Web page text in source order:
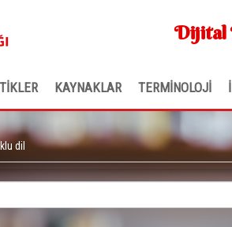
Dijital
KAYNAKLAR TERMİNOLOJİ
dil